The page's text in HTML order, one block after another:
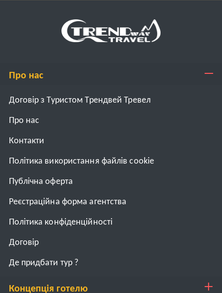
Про нас
Договір з Туристом Трендвей Тревел
Про нас
Контакти
Політика використання файлів cookie
Публічна оферта
Реєстраційна форма агентства
Політика конфіденційності
Договiр
Де придбати тур ?
Концепція готелю